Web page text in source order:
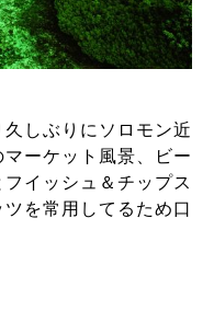
しぶりにソロモン近
ーケット風景、ビー
イッシュ＆チップス
を常用してるため口